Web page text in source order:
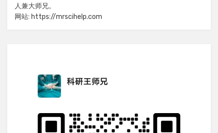
人兼大师兄。
网站: https://mrscihelp.com